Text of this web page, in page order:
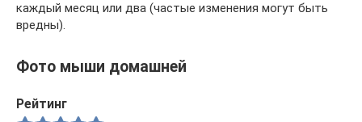
каждый месяц или два (частые изменения могут быть
вредны).
Фото мыши домашней
Рейтинг